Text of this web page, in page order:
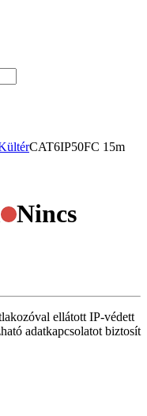
CAT6IP50FC 15m
Nincs
ellátott IP-védett
adatkapcsolatot biztosít